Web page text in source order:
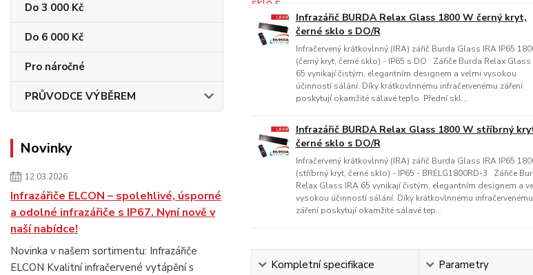
Do 3 000 Kč
Do 6 000 Kč
Pro náročné
PRŮVODCE VÝBĚREM
Novinky
12.03.2026
Infrazářiče ELCON – spolehlivé, úsporné
a odolné infrazářiče s IP67. Nyní nově v
naší nabídce!
Novinka v našem sortimentu: Infrazářiče
ELCON Kvalitní infračervené vytápění s
Infrazářič BURDA Relax Glass 1800 W černý kryt,
černé sklo s DO/R
Infračervený krátkovlnný (IRA) zářič Burda Glass IRA IP65
(černý kryt, černé sklo) - IP65 s DO Zářiče Burda Relax Glass
65 vynikají čistým, elegantním designem a velmi vysokou
účinností sálání. Díky krátkovlnnému infračervenému záření
poskytují okamžité sálavé teplo. Přední skl...
Infrazářič BURDA Relax Glass 1800 W stříbrný
černé sklo s DO/R
Infračervený krátkovlnný (IRA) zářič Burda Glass IRA IP65
(stříbrný kryt, černé sklo) - IP65 - BRELG1800RD-3 Zářiče
Relax Glass IRA 65 vynikají čistým, elegantním designem a
vysokou účinností sálání. Díky krátkovlnnému infračervenému
záření poskytují okamžité sálavé tep...
Kompletní specifikace Parametry